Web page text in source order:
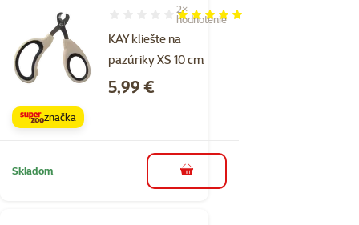
KAY kliešte na
pazúriky XS 10 cm
Hodnotenie 100%, počet hodnotení: 2
2×
hodnotenie
Cena
5,99 €
značka
Skladom do košíka